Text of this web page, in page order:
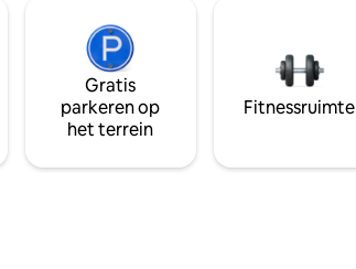
Gratis
parkeren op
het terrein
Fitnessruimte